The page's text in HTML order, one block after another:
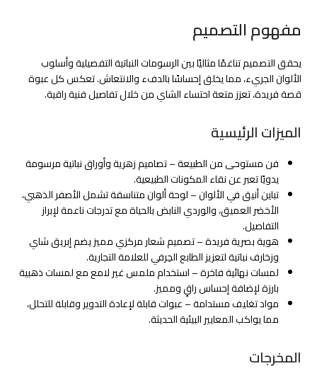
مفهوم التصميم
يحقق التصميم تناغمًا مثاليًا بين الرسومات النباتية التفصيلية وأسلوب
الألوان الجريء، مما يخلق إحساسًا بالدفء والانتعاش. تعكس كل عبوة
قصة فريدة، تعزز متعة احتساء الشاي من خلال تفاصيل فنية راقية.
الميزات الرئيسية
فن مستوحى من الطبيعة – تصاميم زهرية وأوراق نباتية مرسومة
يدويًا تعبر عن نقاء المكونات الطبيعية.
تباين أنيق في الألوان – لوحة ألوان متناسقة تشمل الأصفر الذهبي،
الأخضر العميق، والوردي النابض بالحياة مع تدرجات ناعمة لإبراز
التفاصيل.
هوية بصرية فريدة – تصميم شعار مركزي مميز يضم إبريق شاي
وزخارف نباتية لتعزيز الطابع الحِرفي للعلامة التجارية.
لمسات نهائية فاخرة – استخدام ملمس غير لامع مع لمسات ذهبية
بارزة لإضافة إحساس راقٍ ومميز.
مواد تغليف مستدامة – عبوات قابلة لإعادة التدوير وقابلة للتحلل،
مما يواكب المعايير البيئية الحديثة.
المخرجات